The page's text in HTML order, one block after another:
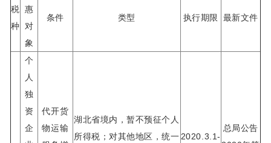
税
种
惠
对
象
条件 类型 执行期限 最新文件
个
人
独
资
企
代开货
物运输
湖北省境内，暂不预征个人
所得税；对其他地区，统一2020.3.1-
总局公告